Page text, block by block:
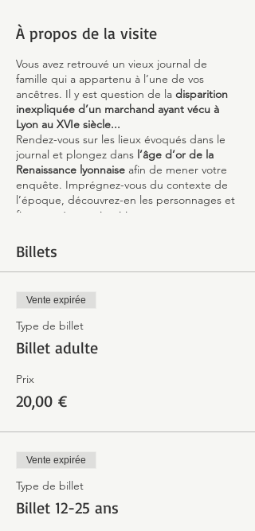
À propos de la visite
Vous avez retrouvé un vieux journal de
famille qui a appartenu à l’une de vos
ancêtres. Il y est question de la disparition
inexpliquée d’un marchand ayant vécu à
Lyon au XVIe siècle...
Rendez-vous sur les lieux évoqués dans le
journal et plongez dans l’âge d’or de la
Renaissance lyonnaise afin de mener votre
enquête. Imprégnez-vous du contexte de
l’époque, découvrez-en les personnages et
fiez-vous à votre intuition pour proposer
Peut-être parviendrez-vous, en recoupant
les informations laissées par votre ancêtre
avec celles données par votre guide, à faire
toute la lumière sur cette étrange affaire !
Billets
Vente expirée
Type de billet
Billet adulte
Prix
20,00 €
Vente expirée
Type de billet
Billet 12-25 ans